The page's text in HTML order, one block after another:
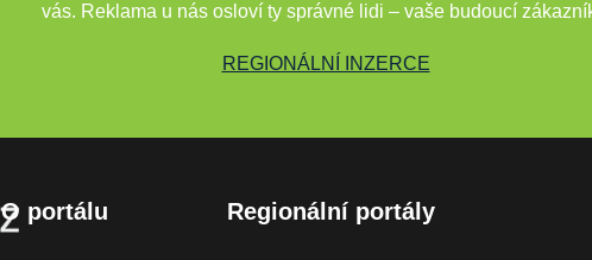
vás. Reklama u nás osloví ty správné lidi – vaše budoucí
REGIONÁLNÍ INZERCE
O portálu Regionální portály